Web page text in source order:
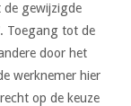
de gewijzigde
Toegang tot de
door het
werknemer hier
op de keuze